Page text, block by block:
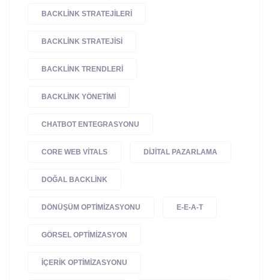
BACKLINK STRATEJILERI
BACKLINK STRATEJISI
BACKLINK TRENDLERI
BACKLINK YÖNETIMI
CHATBOT ENTEGRASYONU
CORE WEB VITALS DIJITAL PAZARLAMA
DOĞAL BACKLINK
DÖNÜŞÜM OPTIMIZASYONU E-E-A-T
GÖRSEL OPTIMIZASYON
IÇERIK OPTIMIZASYONU